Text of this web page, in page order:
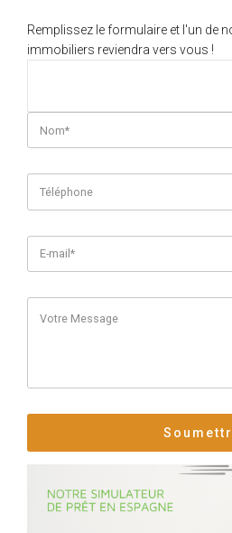
Remplissez le formulaire et l'un de
immobiliers reviendra vers vous !